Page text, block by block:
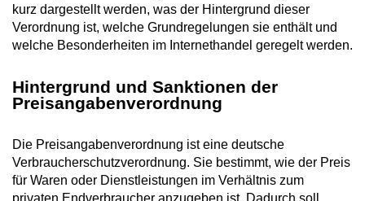
kurz dargestellt werden, was der Hintergrund dieser
Verordnung ist, welche Grundregelungen sie enthält und
welche Besonderheiten im Internethandel geregelt werden.
Hintergrund und Sanktionen der
Preisangabenverordnung
Die Preisangabenverordnung ist eine deutsche
Verbraucherschutzverordnung. Sie bestimmt, wie der Preis
für Waren oder Dienstleistungen im Verhältnis zum
privaten Endverbraucher anzugeben ist. Dadurch soll